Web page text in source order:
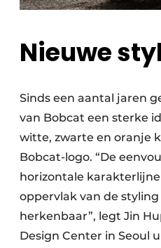
Nieuwe
Sinds een aantal jaren
van Bobcat een sterke
witte, zwarte en oranje
Bobcat-logo. “De
horizontale
oppervlak van de
herkenbaar”, legt Jin
Design Center in Seoul